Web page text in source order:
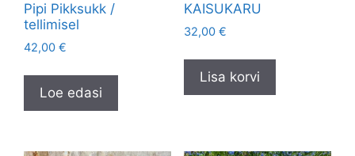
Pipi Pikksukk /
tellimisel
42,00 €
Loe edasi
KAISUKARU
32,00 €
Lisa korvi